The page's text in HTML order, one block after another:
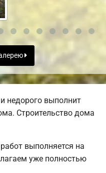
недорого выполнит
Строительство дома
выполняется на
уже полностью